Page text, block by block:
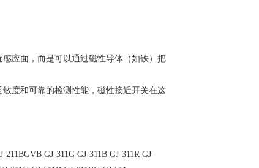
应面，而是可以通过磁性导体（如铁）把
度和可靠的检测性能，磁性接近开关在这
211BGVB GJ-311G GJ-311B GJ-311R GJ-